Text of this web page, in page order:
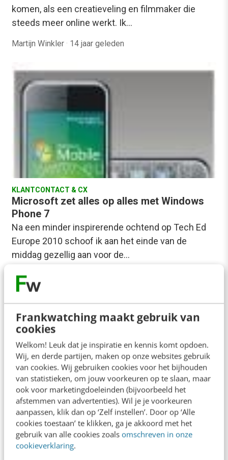
Frankwatching maakt gebruik van
cookies
Welkom! Leuk dat je inspiratie en kennis komt opdoen.
Wij, en derde partijen, maken op onze websites gebruik
van cookies. Wij gebruiken cookies voor het bijhouden
van statistieken, om jouw voorkeuren op te slaan, maar
ook voor marketingdoeleinden (bijvoorbeeld het
afstemmen van advertenties). Wil je je voorkeuren
aanpassen, klik dan op ‘Zelf instellen’. Door op ‘Alle
cookies toestaan’ te klikken, ga je akkoord met het
gebruik van alle cookies zoals omschreven in onze
cookieverklaring.
komen, als een creatieveling en filmmaker die
steeds meer online werkt. Ik…
Martijn Winkler · 14 jaar geleden
KLANTCONTACT & CX
Microsoft zet alles op alles met Windows
Phone 7
Na een minder inspirerende ochtend op Tech Ed
Europe 2010 schoof ik aan het einde van de
middag gezellig aan voor de…
Sandor Voordes
ONLINE MASTERCLASS